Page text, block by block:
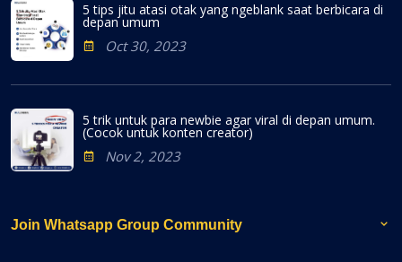
5 tips jitu atasi otak yang ngeblank saat berbicara di
depan umum
Oct 30, 2023
5 trik untuk para newbie agar viral di depan umum.
(Cocok untuk konten creator)
Nov 2, 2023
Join Whatsapp Group Community